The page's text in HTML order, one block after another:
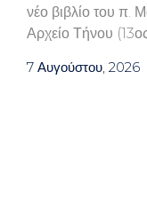
νέο βιβλίο του π.
Αρχείο Τήνου
7 Αυγούστου, 2026